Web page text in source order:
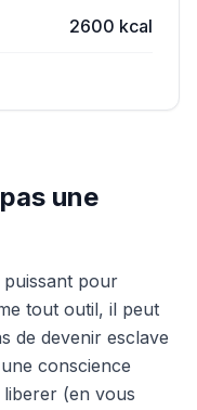
2600 kcal
une
pour
tout outil, il peut
de devenir esclave
conscience
(en vous